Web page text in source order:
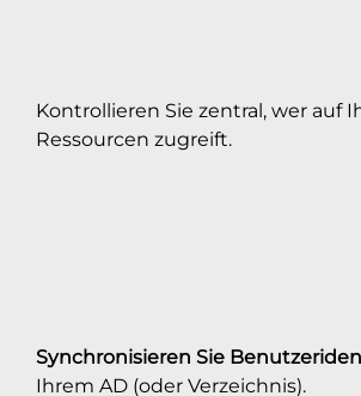
Kontrollieren Sie zentral, wer auf
Ressourcen zugreift.
Synchronisieren Sie
Ihrem AD (oder Verzeichnis).